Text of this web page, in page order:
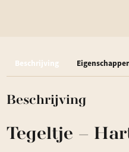
Beschrijving
Beschrijving
Tegeltje –